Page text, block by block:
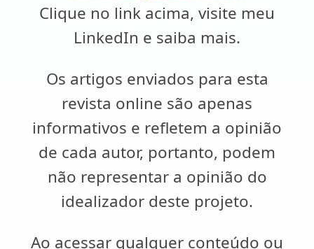
Clique no link acima, visite meu
LinkedIn e saiba mais.
Os artigos enviados para esta
revista online são apenas
informativos e refletem a opinião
de cada autor, portanto, podem
não representar a opinião do
idealizador deste projeto.
Ao acessar qualquer conteúdo ou